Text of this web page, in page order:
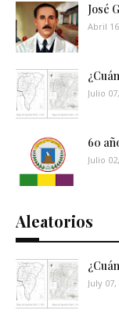
José
Abril
Julio
60
Julio
Aleatorios
July